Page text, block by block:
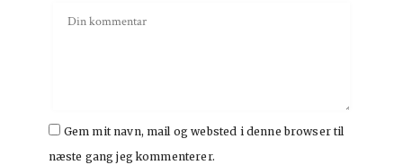
Gem mit navn, mail og websted i denne browser til
næste gang jeg kommenterer.